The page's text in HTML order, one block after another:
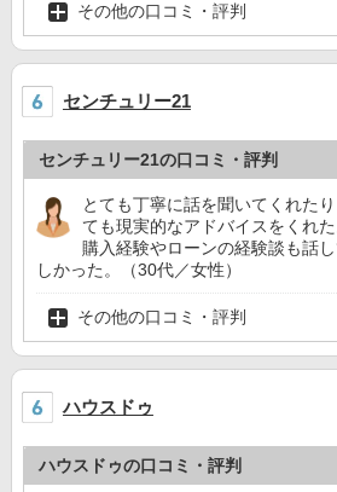
その他の口コミ・評判
センチュリー21
センチュリー21の口コミ・評判
とても丁寧に話を聞いてくれた
ても現実的なアドバイスをくれ
購入経験やローンの経験談も話
しかった。（30代／女性）
その他の口コミ・評判
ハウスドゥ
ハウスドゥの口コミ・評判